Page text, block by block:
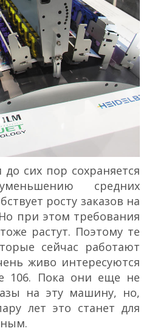
сих пор сохраняется
средних
росту заказов на
при этом требования
растут. Поэтому те
сейчас работают
живо интересуются
106. Пока они еще не
на эту машину, но,
лет это станет для